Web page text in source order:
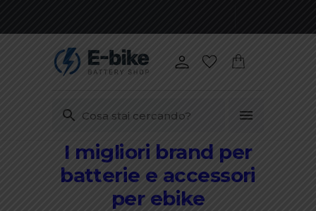
I migliori brand per
batterie e accessori
per ebike